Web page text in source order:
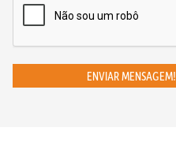
ENVIAR MENSAGEM!